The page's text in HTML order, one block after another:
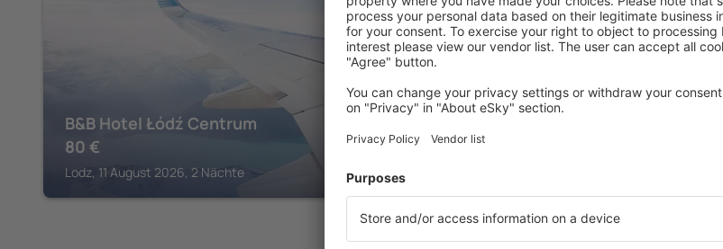
B&B Hotel Łódź Centrum
80 €
Lodz, 11 August 2026, 2 Nächte
90 €
Mehr Angebote prüfen in Lodzkie